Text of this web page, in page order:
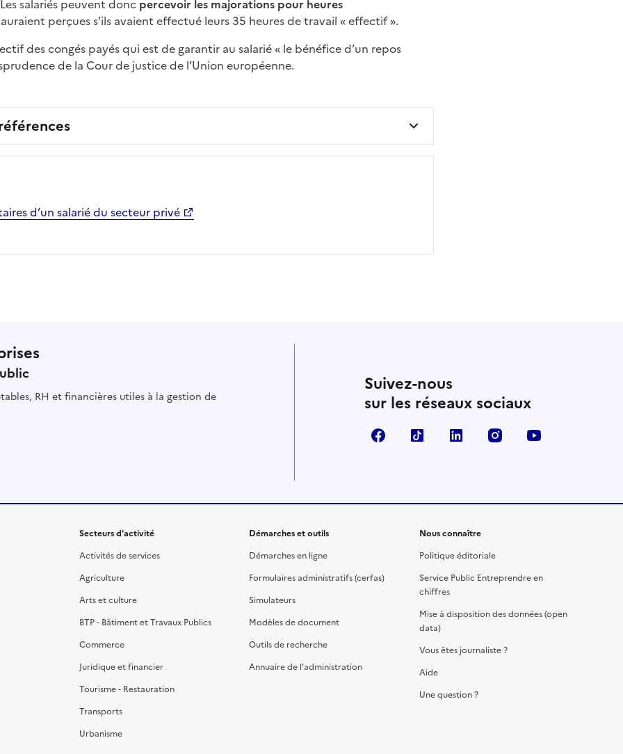
salariés peuvent donc percevoir les majorations pour heures
perçues s'ils avaient effectué leurs 35 heures de travail « effectif ».
des congés payés qui est de garantir au salarié « le bénéfice d’un repos
de la Cour de justice de l’Union européenne.
d’un salarié du secteur privé
RH et financières utiles à la gestion de
Suivez-nous
sur les réseaux sociaux
FacebookTikTok Linkedin Instagram
Secteurs d'activité
Activités de services
Agriculture
Arts et culture
BTP - Bâtiment et Travaux Publics
Commerce
Juridique et financier
Tourisme - Restauration
Transports
Urbanisme
Démarches et outils
Démarches en ligne
Formulaires administratifs (cerfas)
Simulateurs
Modèles de document
Outils de recherche
Annuaire de l'administration
Nous connaître
Politique éditoriale
Service Public Entreprendre en
chiffres
Mise à disposition des données (open
data)
Vous êtes journaliste ?
Aide
Une question ?